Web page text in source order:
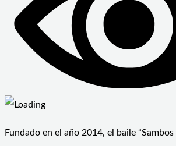
Fundado en el año 2014, el baile “Sambos